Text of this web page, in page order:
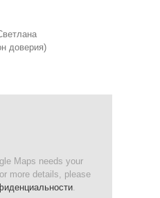
доверия)
Maps needs your
more details, please
.